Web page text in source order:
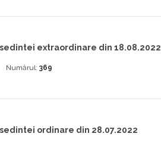
extraordinare din 18.08.2022
Numărul: 369
ordinare din 28.07.2022